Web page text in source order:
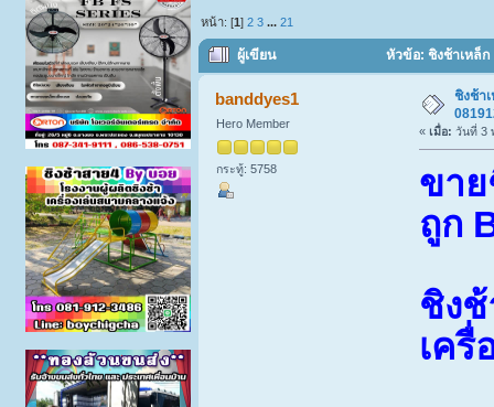
หน้า: [1]2 3 ...21
ผู้เขียน หัวข้อ: ชิงช้าเหล็
banddyes1
Hero Member
กระทู้: 5758
ชิงช้า
« เมื่อ: วันที่ 3
ขา
ถูก
ชิงช้
เครื่